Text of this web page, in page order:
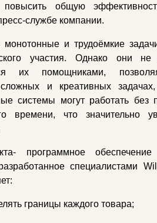
повысить общую
компании.
монотонные и трудоёмкие
участия. Однако они не
их помощниками,
и креативных задачах,
системы могут работать без
времени, что значительно
программное
специалистами
границы каждого товара;